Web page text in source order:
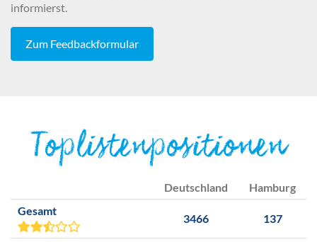
informierst.
Zum Feedbackformular
Toplistenpositionen
Deutschland
Hamburg
Gesamt
3466 137